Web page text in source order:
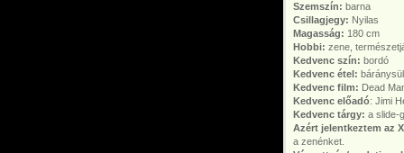
Szemszín: barna
Csillagjegy: Nyilas
Magasság: 180 cm
Hobbi: zene,
Kedvenc szín: bordó
Kedvenc étel:
Kedvenc film: Dead
Kedvenc előadó: Jimi
Kedvenc tárgy: a slide-
Azért jelentkeztem az
a zenénket.